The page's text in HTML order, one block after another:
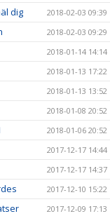
dig 2018-02-03 09:39
2018-02-03 09:29
2018-01-14 14:14
2018-01-13 17:22
2018-01-13 13:52
2018-01-08 20:52
2018-01-06 20:52
2017-12-17 14:44
2017-12-17 14:37
2017-12-10 15:22
2017-12-09 17:13